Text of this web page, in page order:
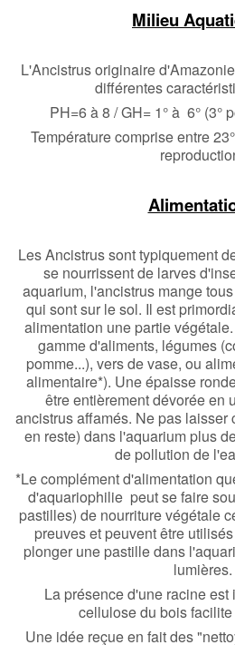
Milieu
L'Ancistrus originaire
différentes
PH=6 à 8 / GH= 1° à 6° (3°
Température comprise entre
Les Ancistrus sont typiquement
se nourrissent de larves
aquarium, l'ancistrus mange
qui sont sur le sol. Il est
alimentation une partie
gamme d'aliments, légumes
pomme...), vers de vase, ou
alimentaire*). Une épaisse
être entièrement dévorée en
ancistrus affamés. Ne pas laisser
en reste) dans l'aquarium plus
de pollution
*Le complément d'alimentation
d'aquariophilie peut se faire
pastilles) de nourriture végétale
preuves et peuvent être
plonger une pastille dans
lumières.
La présence d'une racine
cellulose du bois
Une idée reçue en fait des